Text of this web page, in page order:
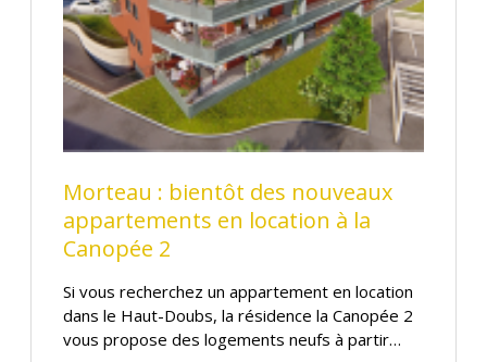
Morteau : bientôt des nouveaux
appartements en location à la
Canopée 2
Si vous recherchez un appartement en location
dans le Haut-Doubs, la résidence la Canopée 2
vous propose des logements neufs à partir…